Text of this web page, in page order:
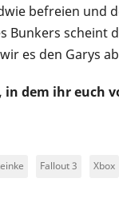
befreien und
Bunkers scheint
es den Garys
in dem ihr euch
Fallout 3 Xbox